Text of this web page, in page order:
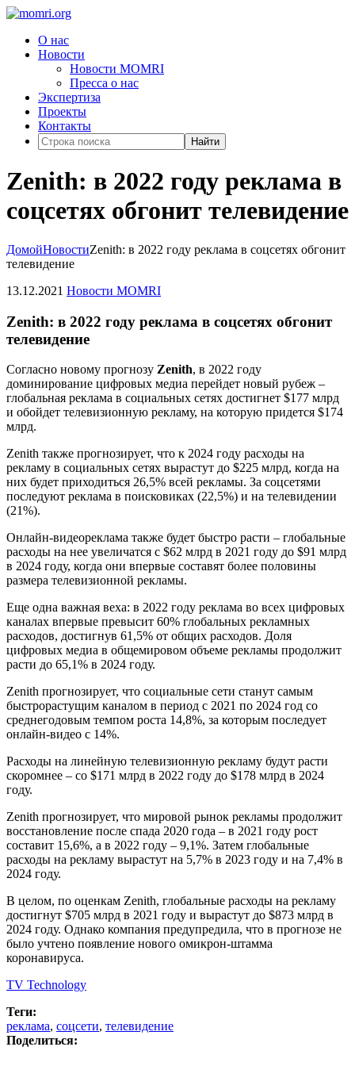
О нас
Новости
Новости MOMRI
Пресса о нас
Экспертиза
Проекты
Контакты
Найти
Zenith: в 2022 году реклама в
соцсетях обгонит телевидение
ДомойНовостиZenith: в 2022 году реклама в соцсетях обгонит
телевидение
13.12.2021 Новости MOMRI
Zenith: в 2022 году реклама в соцсетях обгонит
телевидение
Согласно новому прогнозу Zenith, в 2022 году
доминирование цифровых медиа перейдет новый рубеж –
глобальная реклама в социальных сетях достигнет $177 млрд
и обойдет телевизионную рекламу, на которую придется $174
млрд.
Zenith также прогнозирует, что к 2024 году расходы на
рекламу в социальных сетях вырастут до $225 млрд, когда на
них будет приходиться 26,5% всей рекламы. За соцсетями
последуют реклама в поисковиках (22,5%) и на телевидении
(21%).
Онлайн-видеореклама также будет быстро расти – глобальные
расходы на нее увеличатся с $62 млрд в 2021 году до $91 млрд
в 2024 году, когда они впервые составят более половины
размера телевизионной рекламы.
Еще одна важная веха: в 2022 году реклама во всех цифровых
каналах впервые превысит 60% глобальных рекламных
расходов, достигнув 61,5% от общих расходов. Доля
цифровых медиа в общемировом объеме рекламы продолжит
расти до 65,1% в 2024 году.
Zenith прогнозирует, что социальные сети станут самым
быстрорастущим каналом в период с 2021 по 2024 год со
среднегодовым темпом роста 14,8%, за которым последует
онлайн-видео с 14%.
Расходы на линейную телевизионную рекламу будут расти
скоромнее – со $171 млрд в 2022 году до $178 млрд в 2024
году.
Zenith прогнозирует, что мировой рынок рекламы продолжит
восстановление после спада 2020 года – в 2021 году рост
составит 15,6%, а в 2022 году – 9,1%. Затем глобальные
расходы на рекламу вырастут на 5,7% в 2023 году и на 7,4% в
2024 году.
В целом, по оценкам Zenith, глобальные расходы на рекламу
достигнут $705 млрд в 2021 году и вырастут до $873 млрд в
2024 году. Однако компания предупредила, что в прогнозе не
было учтено появление нового омикрон-штамма
коронавируса.
TV Technology
Теги:
реклама, соцсети, телевидение
Поделиться: